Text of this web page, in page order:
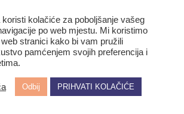
kolačiće za poboljšanje vašeg
po web mjestu. Mi koristimo
stranici kako bi vam pružili
pamćenjem svojih preferencija i
Odbij PRIHVATI KOLAČIĆE